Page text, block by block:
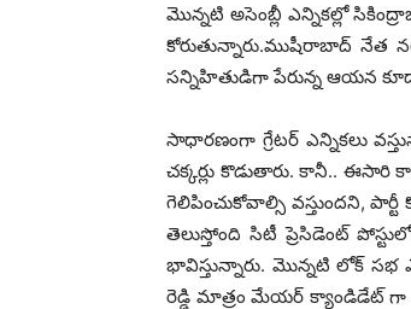
మొన్నటి అసెంబ్లీ ఎన్నికల్లో
కోరుతున్నారు.ముషీరాబాద్‌‌‌‌ నేత
సన్నిహితుడిగా పేరున్న ఆయన కూడా
సాధారణంగా గ్రేటర్‌ ఎన్నికలు
చక్కర్లు కొడుతారు. కానీ..
గెలిపించుకోవాల్సి వస్తుందని,
తెలుస్తోంది సిటీ ప్రెసిడెంట్‌
భావిస్తున్నారు. మొన్నటి లోక్ సభ
రెడ్డి మాత్రం మేయర్‌ క్యాండిడేట్‌ గా